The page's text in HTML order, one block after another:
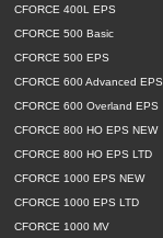
CFORCE 400L EPS
CFORCE 500 Basic
CFORCE 500 EPS
CFORCE 600 Advanced EPS
CFORCE 600 Overland EPS
CFORCE 800 HO EPS NEW
CFORCE 800 HO EPS LTD
CFORCE 1000 EPS NEW
CFORCE 1000 EPS LTD
CFORCE 1000 MV